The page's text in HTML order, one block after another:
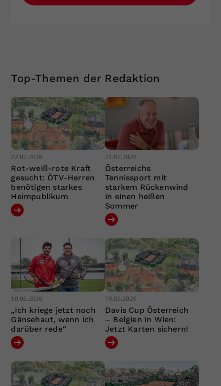
Top-Themen der Redaktion
22.07.2026
Rot-weiß-rote Kraft
gesucht: ÖTV-Herren
benötigen starkes
Heimpublikum
21.07.2026
Österreichs
Tennissport mit
starkem Rückenwind
in einen heißen
Sommer
10.06.2026
„Ich kriege jetzt noch
Gänsehaut, wenn ich
darüber rede“
19.05.2026
Davis Cup Österreich
– Belgien in Wien:
Jetzt Karten sichern!